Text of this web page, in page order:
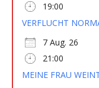
19:00
VERFLUCHT
7 Aug. 26
21:00
MEINE FRAU